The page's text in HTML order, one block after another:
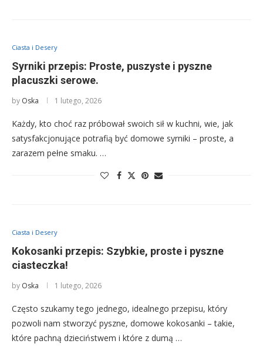
Ciasta i Desery
Syrniki przepis: Proste, puszyste i pyszne
placuszki serowe.
by Oska 1 lutego, 2026
Każdy, kto choć raz próbował swoich sił w kuchni, wie, jak
satysfakcjonujące potrafią być domowe syrniki – proste, a
zarazem pełne smaku. …
Ciasta i Desery
Kokosanki przepis: Szybkie, proste i pyszne
ciasteczka!
by Oska 1 lutego, 2026
Często szukamy tego jednego, idealnego przepisu, który
pozwoli nam stworzyć pyszne, domowe kokosanki – takie,
które pachną dzieciństwem i które z dumą …